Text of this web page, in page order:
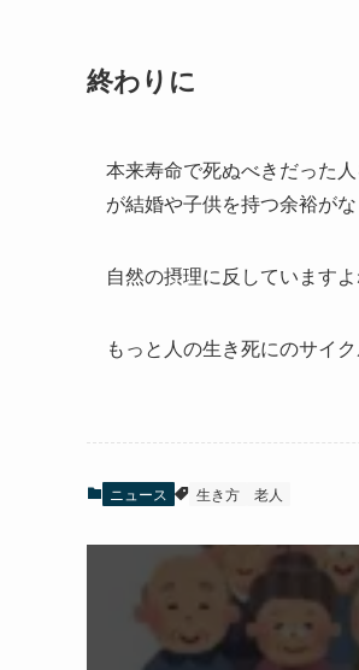
終わりに
本来寿命で死ぬべきだった
が結婚や子供を持つ余裕が
自然の摂理に反していますよ
もっと人の生き死にのサイ
ニュース 生き方 老人